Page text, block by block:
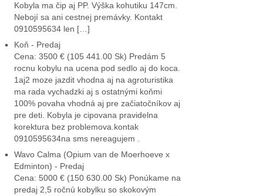
Kobyla ma čip aj PP. Výška kohutiku 147cm.
Nebojí sa ani cestnej premávky. Kontakt
0910595634 len […]
Koň - Predaj
Cena: 3500 € (105 441.00 Sk) Predám 5
rocnu kobylu na ucena pod sedlo aj do koca.
1aj2 moze jazdit vhodna aj na agroturistika
ma rada vychadzki aj s ostatnými koňmi
100% povaha vhodná aj pre začiatočníkov aj
pre deti. Kobyla je cipovana pravidelna
korektura bez problemova.kontak
0910595634na sms nereagujem .
Wavo Calma (Opium van de Moerhoeve x
Edminton) - Predaj
Cena: 5000 € (150 630.00 Sk) Ponúkame na
predaj 2,5 ročnú kobylku so skokovým